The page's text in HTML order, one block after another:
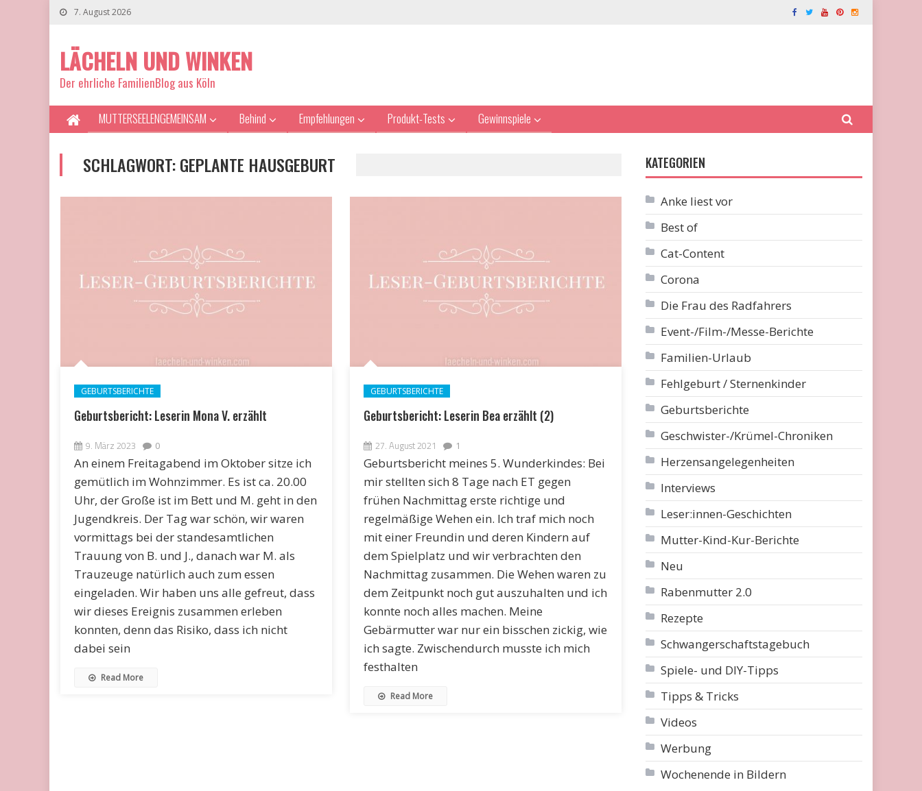
7. August 2026
LÄCHELN UND WINKEN
Der ehrliche FamilienBlog aus Köln
MUTTERSEELENGEMEINSAM Behind Empfehlungen Produkt-Tests Gewinnspiele
SCHLAGWORT:GEPLANTE HAUSGEBURT
GEBURTSBERICHTE
Geburtsbericht: Leserin Mona V. erzählt
9. März 2023 0
An einem Freitagabend im Oktober sitze ich
gemütlich im Wohnzimmer. Es ist ca. 20.00
Uhr, der Große ist im Bett und M. geht in den
Jugendkreis. Der Tag war schön, wir waren
vormittags bei der standesamtlichen
Trauung von B. und J., danach war M. als
Trauzeuge natürlich auch zum essen
eingeladen. Wir haben uns alle gefreut, dass
wir dieses Ereignis zusammen erleben
konnten, denn das Risiko, dass ich nicht
dabei sein
Read More
GEBURTSBERICHTE
Geburtsbericht: Leserin Bea erzählt (2)
27. August 2021 1
Geburtsbericht meines 5. Wunderkindes: Bei
mir stellten sich 8 Tage nach ET gegen
frühen Nachmittag erste richtige und
regelmäßige Wehen ein. Ich traf mich noch
mit einer Freundin und deren Kindern auf
dem Spielplatz und wir verbrachten den
Nachmittag zusammen. Die Wehen waren zu
dem Zeitpunkt noch gut auszuhalten und ich
konnte noch alles machen. Meine
Gebärmutter war nur ein bisschen zickig, wie
ich sagte. Zwischendurch musste ich mich
festhalten
Read More
KATEGORIEN
Anke liest vor
Best of
Cat-Content
Corona
Die Frau des Radfahrers
Event-/Film-/Messe-Berichte
Familien-Urlaub
Fehlgeburt / Sternenkinder
Geburtsberichte
Geschwister-/Krümel-Chroniken
Herzensangelegenheiten
Interviews
Leser:innen-Geschichten
Mutter-Kind-Kur-Berichte
Neu
Rabenmutter 2.0
Rezepte
Schwangerschaftstagebuch
Spiele- und DIY-Tipps
Tipps & Tricks
Videos
Werbung
Wochenende in Bildern